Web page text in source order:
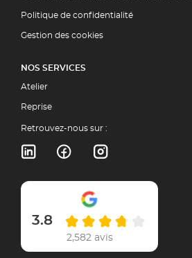
Politique de confidentialité
Gestion des cookies
NOS SERVICES
Atelier
Reprise
Retrouvez-nous sur :
3.8
2,582 avis